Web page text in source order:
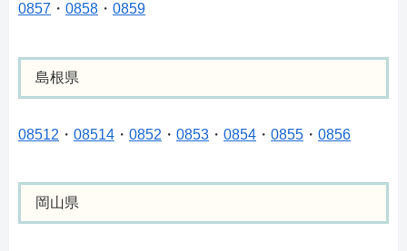
0857 ・ 0858 ・ 0859
島根県
08512 ・ 08514 ・ 0852 ・ 0853 ・ 0854 ・ 0855 ・ 0856
岡山県